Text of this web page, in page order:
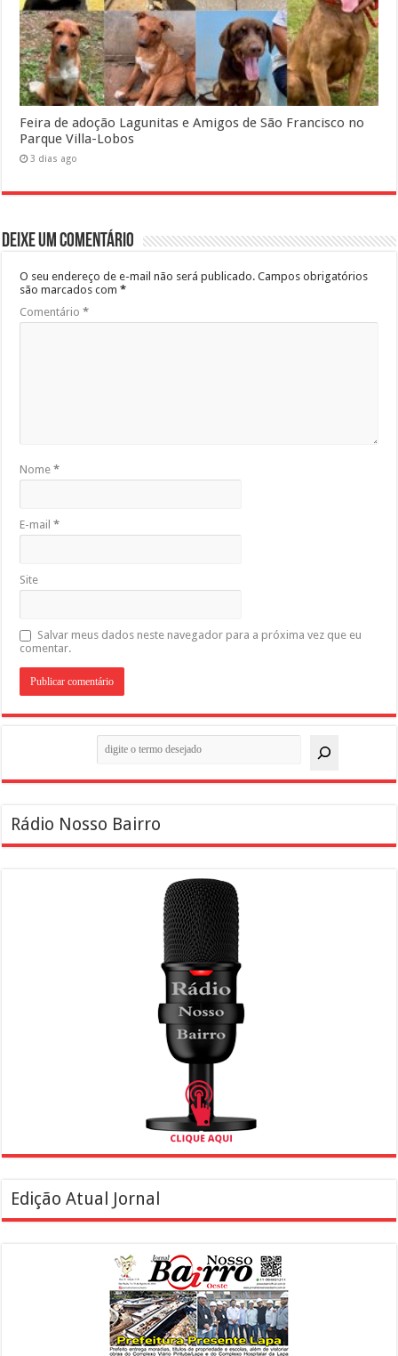
Feira de adoção Lagunitas e Amigos de São Francisco no
Parque Villa-Lobos
3 dias ago
Deixe um comentário
O seu endereço de e-mail não será publicado. Campos obrigatórios
são marcados com*
Comentário*
Nome*
E-mail*
Site
Salvar meus dados neste navegador para a próxima vez que eu
comentar.
Rádio Nosso Bairro
Edição Atual Jornal